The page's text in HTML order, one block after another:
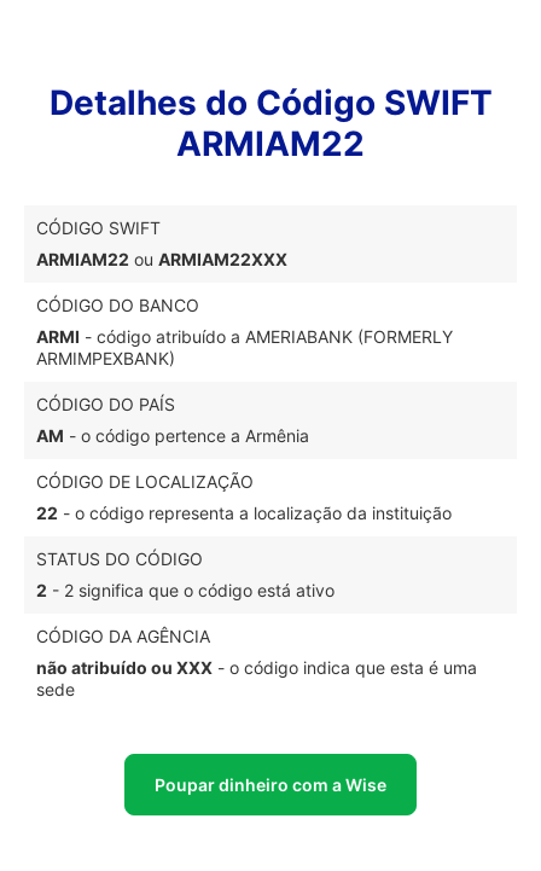
Detalhes do Código SWIFT
ARMIAM22
CÓDIGO SWIFT
ARMIAM22 ou ARMIAM22XXX
CÓDIGO DO BANCO
ARMI - código atribuído a AMERIABANK (FORMERLY
ARMIMPEXBANK)
CÓDIGO DO PAÍS
AM - o código pertence a Armênia
CÓDIGO DE LOCALIZAÇÃO
22 - o código representa a localização da instituição
STATUS DO CÓDIGO
2 - 2 significa que o código está ativo
CÓDIGO DA AGÊNCIA
não atribuído ou XXX - o código indica que esta é uma
sede
Poupar dinheiro com a Wise